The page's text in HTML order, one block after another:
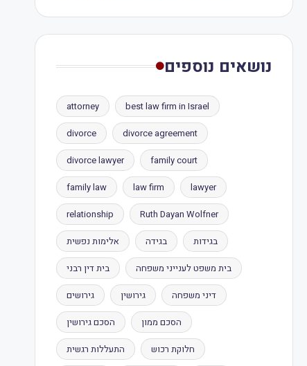
נושאים נוספים
attorney best law firm in Israel
divorce divorce agreement
divorce lawyer family court
family law law firm lawyer
relationship Ruth Dayan Wolfner
אלימות נפשית בגידה בגידות
בית דין רבני בית משפט לענייני משפחה
גירושים גירושין דיני משפחה
הסכם גירושין הסכם ממון
התעללות רגשית חלוקת רכוש